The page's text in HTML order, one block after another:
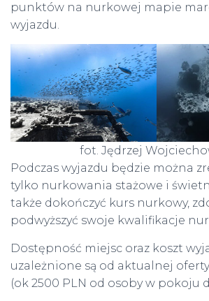
punktów na nurkowej mapie
wyjazdu.
fot. Jędrzej
Podczas wyjazdu będzie można
tylko nurkowania stażowe i
także dokończyć kurs nurkowy,
podwyższyć swoje kwalifikacje
Dostępność miejsc oraz koszt
uzależnione są od aktualnej
(ok 2500 PLN od osoby w pokoju